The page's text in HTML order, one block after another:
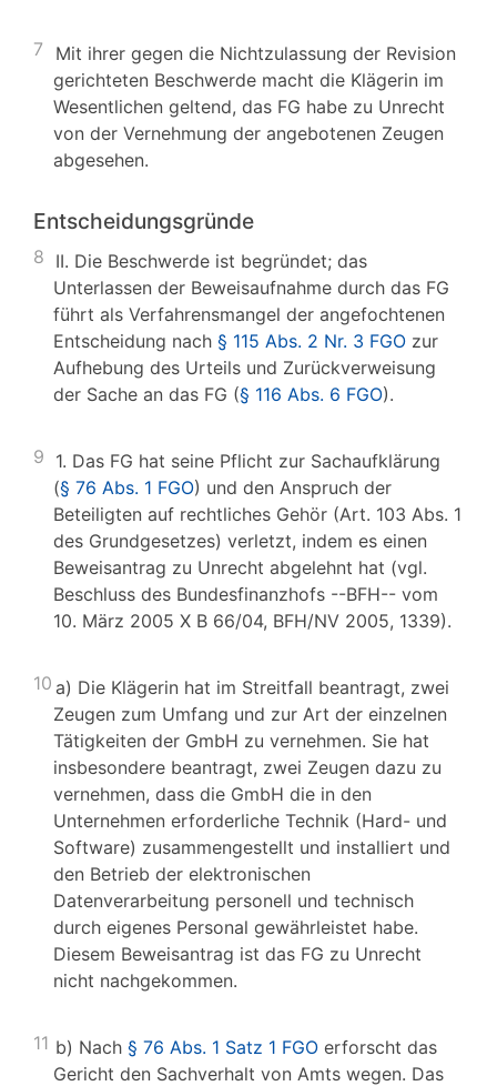
7
Mit ihrer gegen die Nichtzulassung der Revision
gerichteten Beschwerde macht die Klägerin im
Wesentlichen geltend, das FG habe zu Unrecht
von der Vernehmung der angebotenen Zeugen
abgesehen.
Entscheidungsgründe
8 II. Die Beschwerde ist begründet; das
Unterlassen der Beweisaufnahme durch das FG
führt als Verfahrensmangel der angefochtenen
Entscheidung nach § 115 Abs. 2 Nr. 3 FGO zur
Aufhebung des Urteils und Zurückverweisung
der Sache an das FG (§ 116 Abs. 6 FGO).
9 1. Das FG hat seine Pflicht zur Sachaufklärung
(§ 76 Abs. 1 FGO) und den Anspruch der
Beteiligten auf rechtliches Gehör (Art. 103 Abs. 1
des Grundgesetzes) verletzt, indem es einen
Beweisantrag zu Unrecht abgelehnt hat (vgl.
Beschluss des Bundesfinanzhofs --BFH-- vom
10. März 2005 X B 66/04, BFH/NV 2005, 1339).
10 a) Die Klägerin hat im Streitfall beantragt, zwei
Zeugen zum Umfang und zur Art der einzelnen
Tätigkeiten der GmbH zu vernehmen. Sie hat
insbesondere beantragt, zwei Zeugen dazu zu
vernehmen, dass die GmbH die in den
Unternehmen erforderliche Technik (Hard- und
Software) zusammengestellt und installiert und
den Betrieb der elektronischen
Datenverarbeitung personell und technisch
durch eigenes Personal gewährleistet habe.
Diesem Beweisantrag ist das FG zu Unrecht
nicht nachgekommen.
11 b) Nach § 76 Abs. 1 Satz 1 FGO erforscht das
Gericht den Sachverhalt von Amts wegen. Das